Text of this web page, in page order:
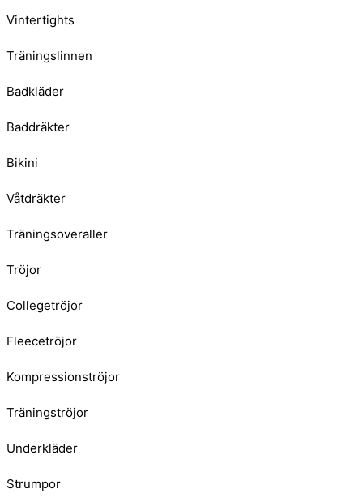
Vintertights
Träningslinnen
Badkläder
Baddräkter
Bikini
Våtdräkter
Träningsoveraller
Tröjor
Collegetröjor
Fleecetröjor
Kompressionströjor
Träningströjor
Underkläder
Strumpor